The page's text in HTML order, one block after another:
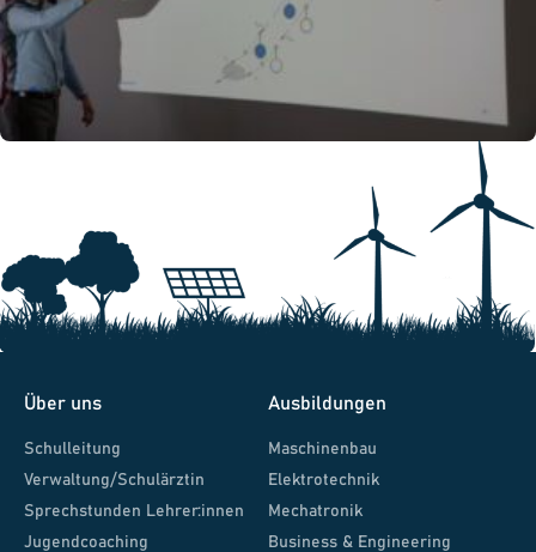
Über uns
Schulleitung
Verwaltung/Schulärztin
Sprechstunden Lehrer:innen
Jugendcoaching
Ausbildungen
Maschinenbau
Elektrotechnik
Mechatronik
Business & Engineering